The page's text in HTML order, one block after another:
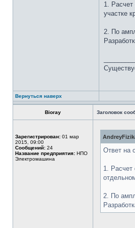
1. Расчет
участке
2. По
Вернуться наверх
Bioray Заголовок
Зарегистрирован: 01 мар
2015, 09:00
Сообщений: 24
Название предприятия: НПО
Электромашина
Ответ на
1. Расчет
2. По